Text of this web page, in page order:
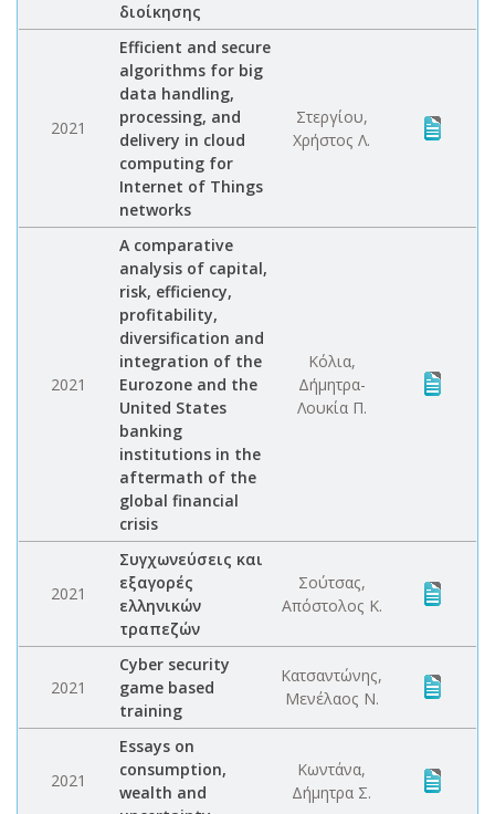
διοίκησης
2021
Efficient and secure
algorithms for big
data handling,
processing, and
delivery in cloud
computing for
Internet of Things
networks
Στεργίου,
Χρήστος Λ.
2021
A comparative
analysis of capital,
risk, efficiency,
profitability,
diversification and
integration of the
Eurozone and the
United States
banking
institutions in the
aftermath of the
global financial
crisis
Κόλια,
Δήμητρα-
Λουκία Π.
2021
Συγχωνεύσεις και
εξαγορές
ελληνικών
τραπεζών
Σούτσας,
Απόστολος Κ.
2021
Cyber security
game based
training
Κατσαντώνης,
Μενέλαος Ν.
2021
Essays on
consumption,
wealth and
Κωντάνα,
Δήμητρα Σ.